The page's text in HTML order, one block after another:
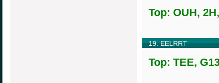
Top: OUH,
19. EELRRT
Top: TEE,